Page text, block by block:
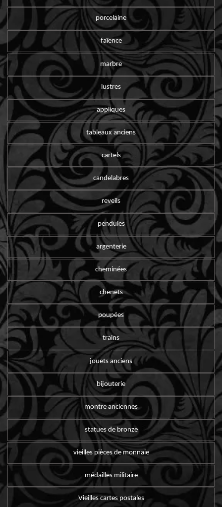
porcelaine
faïence
marbre
lustres
appliques
tableaux anciens
cartels
candelabres
reveils
pendules
argenterie
cheminées
chenets
poupées
trains
jouets anciens
bijouterie
montre anciennes
statues de bronze
vieilles pièces de monnaie
médailles militaire
Vieilles cartes postales